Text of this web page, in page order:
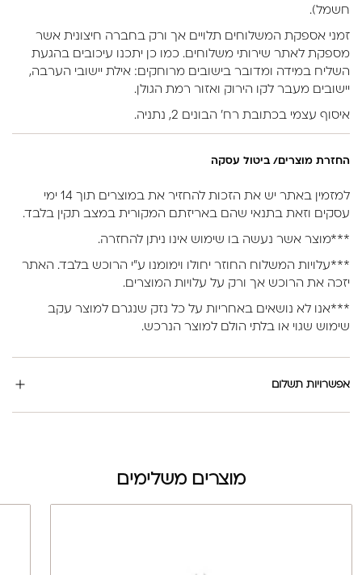
חשמל).
זמני אספקת המשלוחים תלויים אך ורק בחברה חיצונית אשר
מספקת לאתר שירותי משלוחים. כמו כן יתכנו עיכובים בהגעת
השליח במידה ומדובר בישובים מרוחקים: אילת יישובי הערבה,
יישובים מעבר לקו הירוק ואזור רמת הגולן.
איסוף עצמי בכתובת רח’ הבונים 2, נתניה.
החזרת מוצרים/ ביטול עסקה
למזמין באתר יש את הזכות להחזיר את במוצרים תוך 14 ימי
עסקים וזאת בתנאי שהם באריזתם המקורית במצב תקין בלבד.
***מוצר אשר נעשה בו שימוש אינו ניתן להחזרה.
***עלויות המשלוח החוזר יחולו וימומנו ע”י הרוכש בלבד. האתר
יזכה את הרוכש אך ורק על עלויות המוצרים.
***אנו לא נושאים באחריות על כל נזק שנגרם למוצר עקב
שימוש שגוי או בלתי הולם למוצר הנרכש.
אפשרויות תשלום
מוצרים משלימים